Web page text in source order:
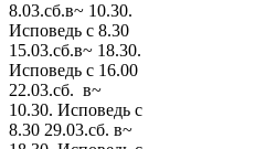
8.03.сб.в~ 10.30.
Исповедь с 8.30
15.03.сб.в~ 18.30.
Исповедь с 16.00
22.03.сб. в~
10.30. Исповедь с
8.30 29.03.сб. в~